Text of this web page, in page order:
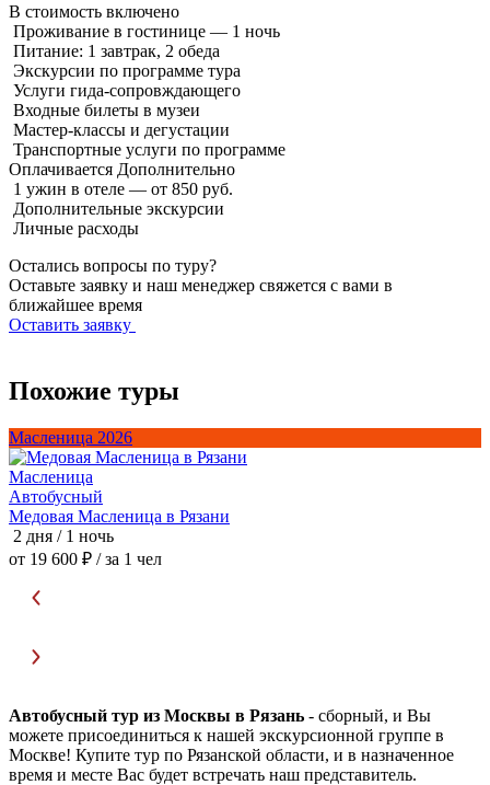
В стоимость включено
Проживание в гостинице — 1 ночь
Питание: 1 завтрак, 2 обеда
Экскурсии по программе тура
Услуги гида-сопровждающего
Входные билеты в музеи
Мастер-классы и дегустации
Транспортные услуги по программе
Оплачивается Дополнительно
1 ужин в отеле — от 850 руб.
Дополнительные экскурсии
Личные расходы
Остались вопросы по туру?
Оставьте заявку и наш менеджер свяжется с вами в
ближайшее время
Оставить заявку
Похожие туры
Масленица 2026
Масленица
Автобусный
Медовая Масленица в Рязани
2 дня / 1 ночь
от 19 600 ₽ / за 1 чел
Автобусный тур из Москвы в Рязань - сборный, и Вы
можете присоединиться к нашей экскурсионной группе в
Москве! Купите тур по Рязанской области, и в назначенное
время и месте Вас будет встречать наш представитель.